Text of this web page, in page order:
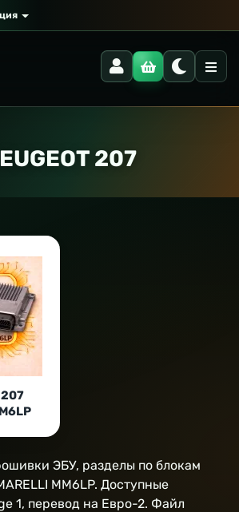
207
207
ЭБУ, разделы по блокам
MM6LP. Доступные
1, перевод на Евро-2. Файл